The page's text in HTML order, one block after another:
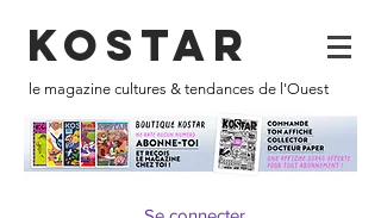
KOSTAR
le magazine cultures & tendances de l'Ouest